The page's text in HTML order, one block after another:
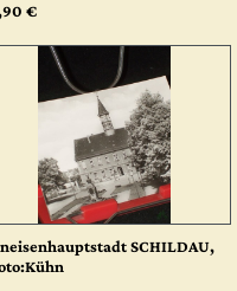
€
SCHILDAU,